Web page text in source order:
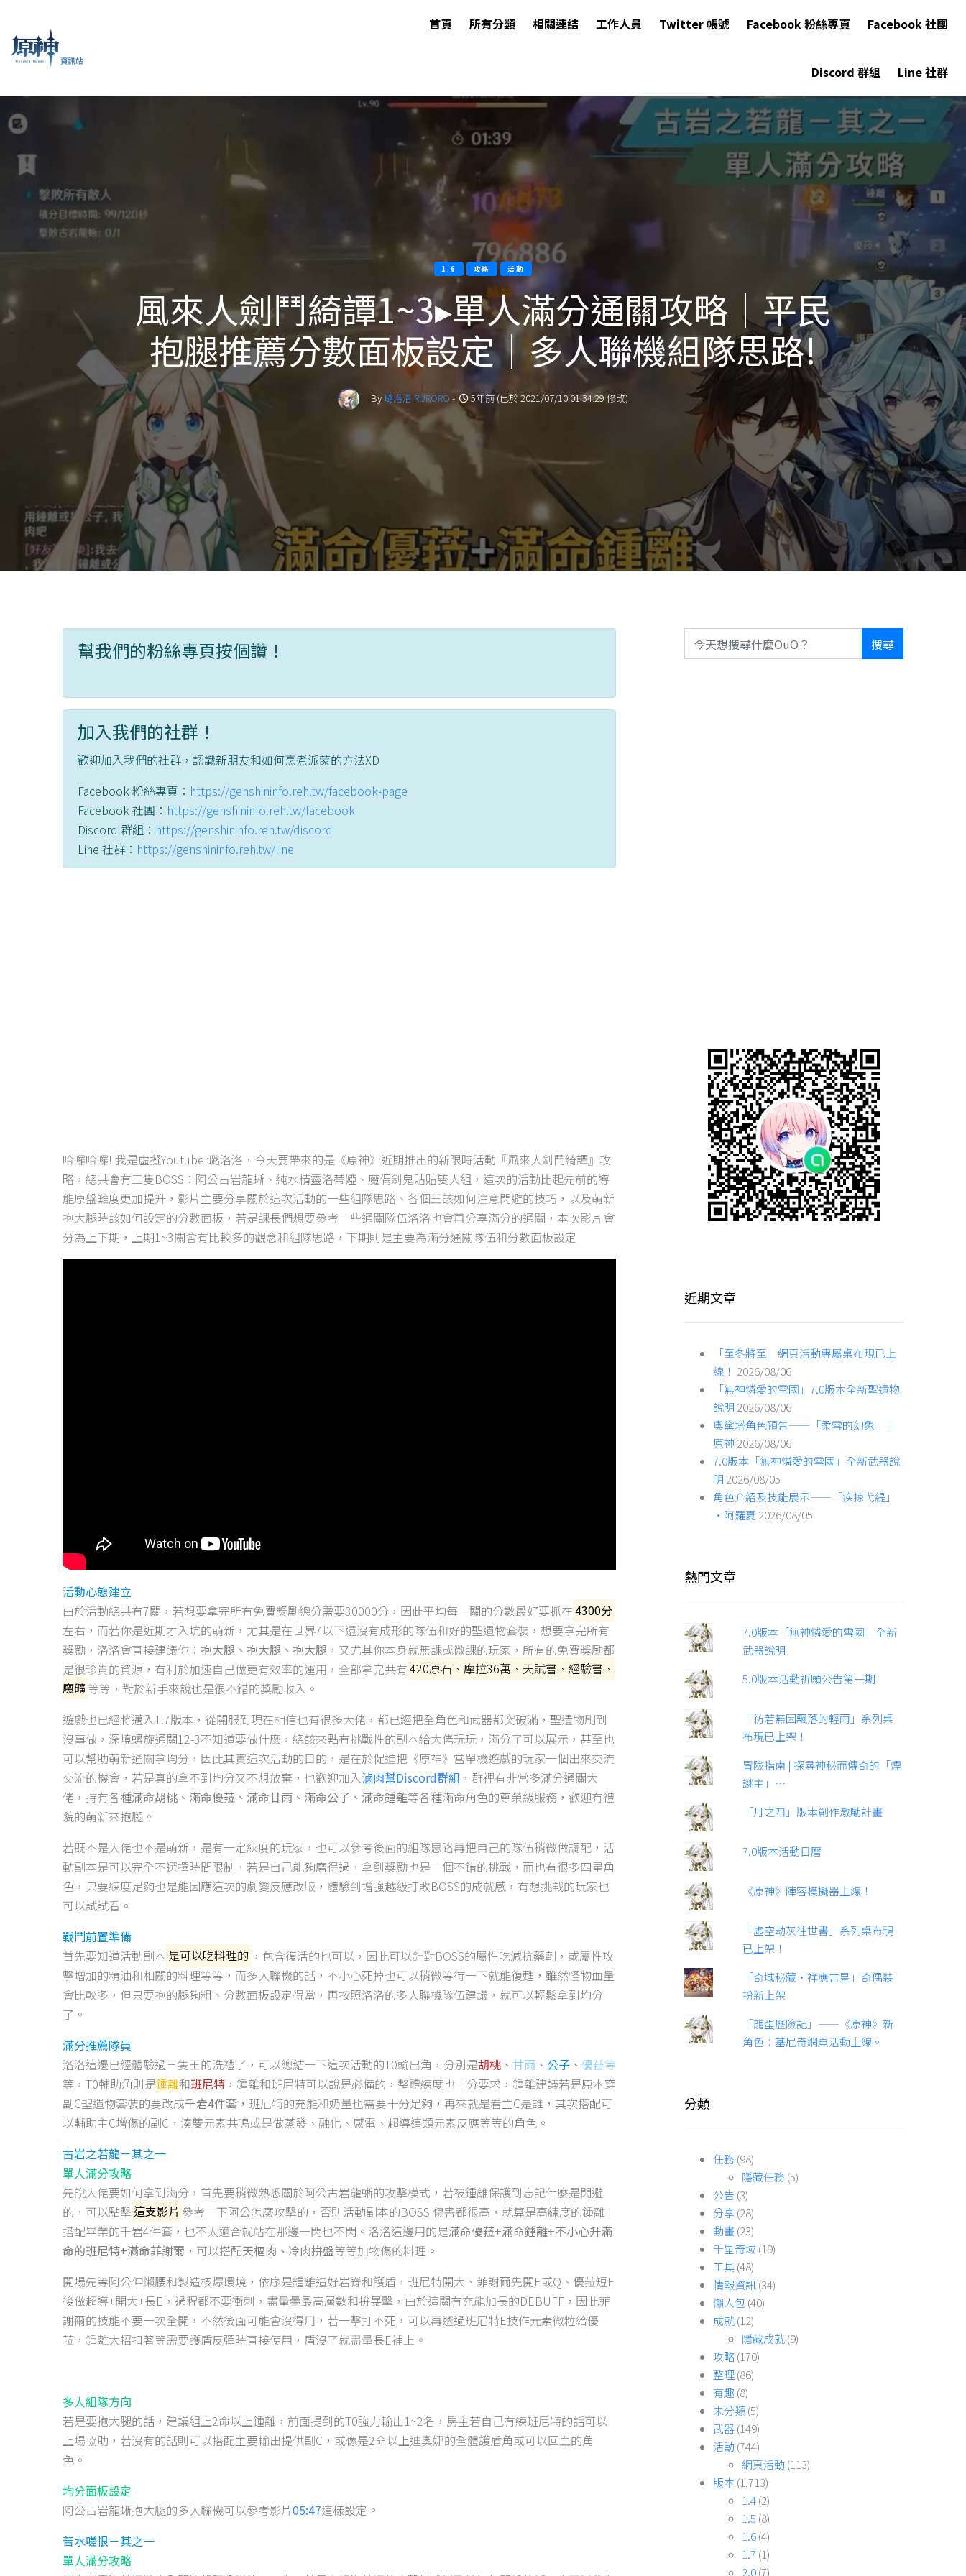
首頁 所有分類 相關連結 工作人員 Twitter 帳號 Facebook 粉絲專頁 Facebook 社團
Discord 群組 Line 社群
1.6 攻略 活動
風來人劍鬥綺譚1~3▸單人滿分通關攻略｜平民
抱腿推薦分數面板設定｜多人聯機組隊思路!
By璐洛洛 RURORO - 5年前 (已於 2021/07/10 01:34:29 修改)
幫我們的粉絲專頁按個讚！
加入我們的社群！
歡迎加入我們的社群，認識新朋友和如何烹煮派蒙的方法XD
Facebook 粉絲專頁： https://genshininfo.reh.tw/facebook-page
Facebook 社團： https://genshininfo.reh.tw/facebook
Discord 群組： https://genshininfo.reh.tw/discord
Line 社群： https://genshininfo.reh.tw/line
哈囉哈囉! 我是虛擬Youtuber璐洛洛，今天要帶來的是《原神》近期推出的新限時活動『風來人劍鬥綺譚』攻
略，總共會有三隻BOSS：阿公古岩龍蜥、純水精靈洛蒂婭、魔偶劍鬼貼貼雙人組，這次的活動比起先前的導
能原盤難度更加提升，影片主要分享關於這次活動的一些組隊思路、各個王該如何注意閃避的技巧，以及萌新
抱大腿時該如何設定的分數面板，若是課長們想要參考一些通關隊伍洛洛也會再分享滿分的通關，本次影片會
分為上下期，上期1~3關會有比較多的觀念和組隊思路，下期則是主要為滿分通關隊伍和分數面板設定
活動心態建立
由於活動總共有7關，若想要拿完所有免費獎勵總分需要30000分，因此平均每一關的分數最好要抓在4300分
左右，而若你是近期才入坑的萌新，尤其是在世界7以下還沒有成形的隊伍和好的聖遺物套裝，想要拿完所有
獎勵，洛洛會直接建議你： 抱大腿、抱大腿、抱大腿 ，又尤其你本身就無課或微課的玩家，所有的免費獎勵都
是很珍貴的資源，有利於加速自己做更有效率的運用，全部拿完共有420原石、摩拉36萬、天賦書、經驗書、
魔礦等等，對於新手來說也是很不錯的獎勵收入。
遊戲也已經將邁入1.7版本，從開服到現在相信也有很多大佬，都已經把全角色和武器都突破滿，聖遺物刷到
沒事做，深境螺旋通關12-3不知道要做什麼，總該來點有挑戰性的副本給大佬玩玩，滿分了可以展示，甚至也
可以幫助萌新通關拿均分，因此其實這次活動的目的，是在於促進把《原神》當單機遊戲的玩家一個出來交流
交流的機會，若是真的拿不到均分又不想放棄，也歡迎加入滷肉幫Discord群組 ，群裡有非常多滿分通關大
佬，持有各種滿命胡桃、滿命優菈、滿命甘雨、滿命公子、滿命鍾離等各種滿命角色的尊榮級服務，歡迎有禮
貌的萌新來抱腿。
若既不是大佬也不是萌新，是有一定練度的玩家，也可以參考後面的組隊思路再把自己的隊伍稍微做調配，活
動副本是可以完全不選擇時間限制，若是自己能夠磨得過，拿到獎勵也是一個不錯的挑戰，而也有很多四星角
色，只要練度足夠也是能因應這次的劇變反應改版，體驗到增強越級打敗BOSS的成就感，有想挑戰的玩家也
可以試試看。
戰鬥前置準備
首先要知道活動副本 是可以吃料理的 ，包含復活的也可以，因此可以針對BOSS的屬性吃減抗藥劑，或屬性攻
擊增加的精油和相關的料理等等，而多人聯機的話，不小心死掉也可以稍微等待一下就能復甦，雖然怪物血量
會比較多，但只要抱的腿夠粗、分數面板設定得當，再按照洛洛的多人聯機隊伍建議，就可以輕鬆拿到均分
了。
滿分推薦隊員
洛洛這邊已經體驗過三隻王的洗禮了，可以總結一下這次活動的T0輸出角，分別是胡桃 、 甘雨 、 公子 、 優菈等
等，T0輔助角則是鍾離和班尼特 ，鍾離和班尼特可以說是必備的，整體練度也十分要求，鍾離建議若是原本穿
副C聖遺物套裝的要改成千岩4件套 ，班尼特的充能和奶量也需要十分足夠，再來就是看主C是誰，其次搭配可
以輔助主C增傷的副C，湊雙元素共鳴或是做蒸發、融化、感電、超導這類元素反應等等的角色。
古岩之若龍－其之一
單人滿分攻略
先說大佬要如何拿到滿分，首先要稍微熟悉關於阿公古岩龍蜥的攻擊模式，若被鍾離保護到忘記什麼是閃避
的，可以點擊這支影片 參考一下阿公怎麼攻擊的，否則活動副本的BOSS 傷害都很高，就算是高練度的鍾離
搭配畢業的千岩4件套，也不太適合就站在那邊一閃也不閃。洛洛這邊用的是滿命優菈+滿命鍾離+不小心升滿
命的班尼特+滿命菲謝爾 ，可以搭配天樞肉、冷肉拼盤等等加物傷的料理。
開場先等阿公伸懶腰和製造核爆環境，依序是鍾離造好岩脊和護盾，班尼特開大、菲謝爾先開E或Q、優菈短E
後做超導+開大+長E，過程都不要衝刺，盡量疊最高層數和拚暴擊，由於這關有充能加長的DEBUFF，因此菲
謝爾的技能不要一次全開，不然後面可能會沒得用，若一擊打不死，可以再透過班尼特E技作元素微粒給優
菈，鍾離大招扣著等需要護盾反彈時直接使用，盾沒了就盡量長E補上。
多人組隊方向
若是要抱大腿的話，建議組上2命以上鍾離，前面提到的T0強力輸出1~2名，房主若自己有練班尼特的話可以
上場協助，若沒有的話則可以搭配主要輸出提供副C，或像是2命以上迪奧娜的全體護盾角或可以回血的角
色。
均分面板設定
阿公古岩龍蜥抱大腿的多人聯機可以參考影片05:47這樣設定。
苦水嗟恨－其之一
單人滿分攻略
搜尋
近期文章
「至冬將至」網頁活動專屬桌布現已上
線！ 2026/08/06
「無神憐愛的雪國」7.0版本全新聖遺物
說明 2026/08/06
奧黛塔角色預告——「柔雪的幻象」｜
原神 2026/08/06
7.0版本「無神憐愛的雪國」全新武器說
明 2026/08/05
角色介紹及技能展示——「疾掠弋緹」
·阿羅夏 2026/08/05
熱門文章
7.0版本「無神憐愛的雪國」全新
武器說明
5.0版本活動祈願公告第一期
「彷若無因飄落的輕雨」系列桌
布現已上架！
冒險指南 | 探尋神秘而傳奇的「煙
謎主」…
「月之四」版本創作激勵計畫
7.0版本活動日曆
《原神》陣容模擬器上線！
「虛空劫灰往世書」系列桌布現
已上架！
「奇域秘藏·祥應吉星」奇偶裝
扮新上架
「龍蛋歷險記」——《原神》新
角色：基尼奇網頁活動上線。
分類
任務 (98)
隱藏任務 (5)
公告 (3)
分享(28)
動畫(23)
千星奇域 (19)
工具(48)
情報資訊(34)
懶人包(40)
成就(12)
隱藏成就(9)
攻略(170)
整理(86)
有趣(8)
未分類(5)
武器(149)
活動 (744)
網頁活動 (113)
版本 (1,713)
1.4(2)
1.5 (8)
1.6(4)
1.7 (1)
2.0(7)